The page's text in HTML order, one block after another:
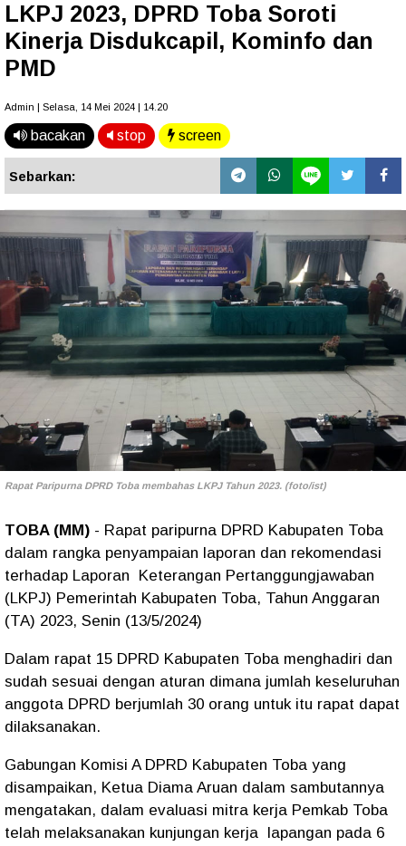
LKPJ 2023, DPRD Toba Soroti
Kinerja Disdukcapil, Kominfo dan
PMD
Admin | Selasa, 14 Mei 2024 | 14.20
bacakan stop screen
Sebarkan:
Rapat Paripurna DPRD Toba membahas LKPJ Tahun 2023. (foto/ist)
TOBA (MM) - Rapat paripurna DPRD Kabupaten Toba
dalam rangka penyampaian laporan dan rekomendasi
terhadap Laporan Keterangan Pertanggungjawaban
(LKPJ) Pemerintah Kabupaten Toba, Tahun Anggaran
(TA) 2023, Senin (13/5/2024)
Dalam rapat 15 DPRD Kabupaten Toba menghadiri dan
sudah sesuai dengan aturan dimana jumlah keseluruhan
anggota DPRD berjumlah 30 orang untuk itu rapat dapat
dilaksanakan.
Gabungan Komisi A DPRD Kabupaten Toba yang
disampaikan, Ketua Diama Aruan dalam sambutannya
mengatakan, dalam evaluasi mitra kerja Pemkab Toba
telah melaksanakan kunjungan kerja lapangan pada 6